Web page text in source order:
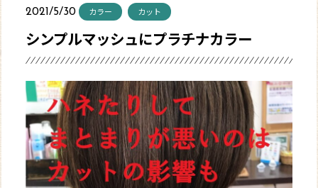
SALON
CONTACT
WEB予約
2021/5/30 カラー カット
シンプルマッシュにプラチナカラー